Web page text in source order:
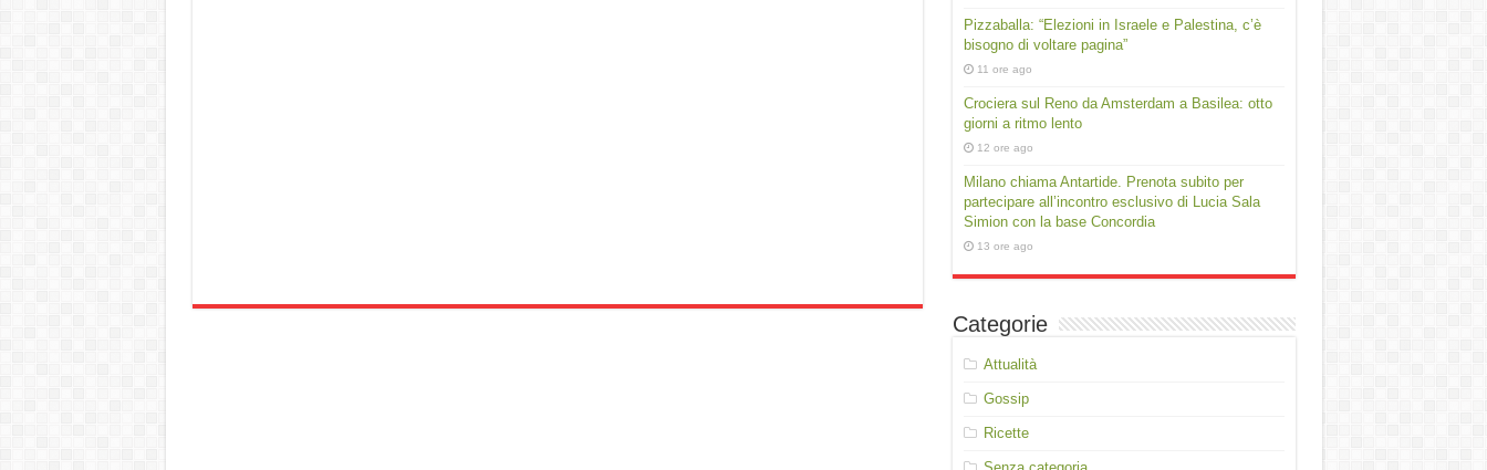
Pizzaballa: “Elezioni in Israele e Palestina, c’è
bisogno di voltare pagina”
11 ore ago
Crociera sul Reno da Amsterdam a Basilea: otto
giorni a ritmo lento
12 ore ago
Milano chiama Antartide. Prenota subito per
partecipare all’incontro esclusivo di Lucia Sala
Simion con la base Concordia
13 ore ago
Categorie
Attualità
Gossip
Ricette